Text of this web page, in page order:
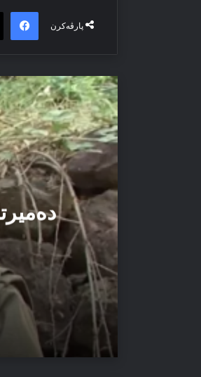
پارڤەکرن
08/2026
دەمیرتاش: ئەم